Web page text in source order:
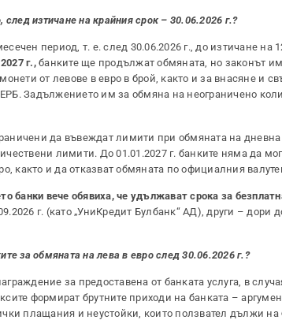
изтичане на крайния срок – 30.06.2026 г.?
период, т. е. след 30.06.2026 г., до изтичане на
г.,банките ще продължат обмяната, но законът
от левове в евро в брой, както и за внасяне и
Задължението им за обмяна на неограничено
да въвеждат лимити при обмяната на
лимити. До 01.01.2027 г. банките няма да
както и да отказват обмяната по официалния
банки вече обявиха, че удължават срока за
г. (като „УниКредит Булбанк“ АД), други – дори
за обмяната на лева в евро след 30.06.2026 г.?
за предоставена от банката услуга, в
формират брутните приходи на банката –
плащания и неустойки, които ползвател дължи